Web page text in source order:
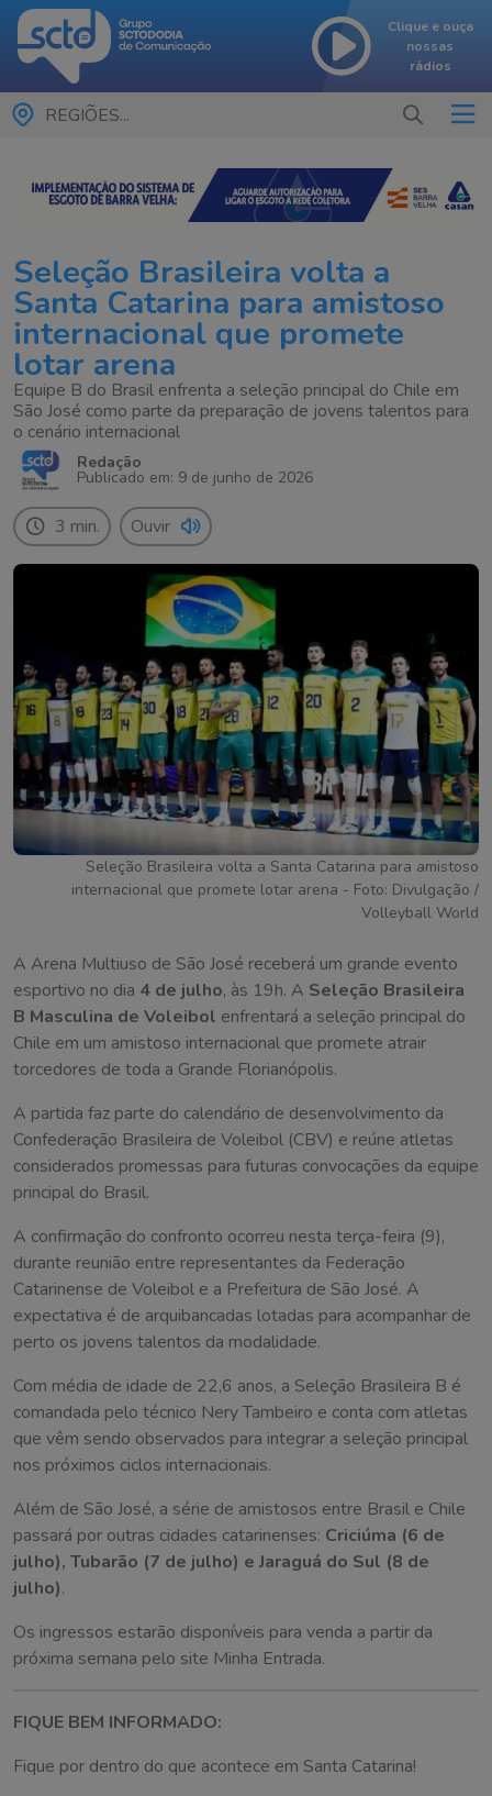
Clique e ouça
nossas
rádios
REGIÕES...
Seleção Brasileira volta a
Santa Catarina para amistoso
internacional que promete
lotar arena
Equipe B do Brasil enfrenta a seleção principal do Chile em
São José como parte da preparação de jovens talentos para
o cenário internacional
Redação
Publicado em: 9 de junho de 2026
3 min. Ouvir
Seleção Brasileira volta a Santa Catarina para amistoso
internacional que promete lotar arena - Foto: Divulgação /
Volleyball World
A Arena Multiuso de São José receberá um grande evento
esportivo no dia 4 de julho, às 19h. A Seleção Brasileira
B Masculina de Voleibol enfrentará a seleção principal do
Chile em um amistoso internacional que promete atrair
torcedores de toda a Grande Florianópolis.
A partida faz parte do calendário de desenvolvimento da
Confederação Brasileira de Voleibol (CBV) e reúne atletas
considerados promessas para futuras convocações da equipe
principal do Brasil.
A confirmação do confronto ocorreu nesta terça-feira (9),
durante reunião entre representantes da Federação
Catarinense de Voleibol e a Prefeitura de São José. A
expectativa é de arquibancadas lotadas para acompanhar de
perto os jovens talentos da modalidade.
Com média de idade de 22,6 anos, a Seleção Brasileira B é
comandada pelo técnico Nery Tambeiro e conta com atletas
que vêm sendo observados para integrar a seleção principal
nos próximos ciclos internacionais.
Além de São José, a série de amistosos entre Brasil e Chile
passará por outras cidades catarinenses: Criciúma (6 de
julho), Tubarão (7 de julho) e Jaraguá do Sul (8 de
julho).
Os ingressos estarão disponíveis para venda a partir da
próxima semana pelo site Minha Entrada.
FIQUE BEM INFORMADO:
Fique por dentro do que acontece em Santa Catarina!